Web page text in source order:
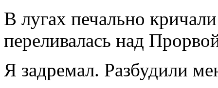
В лугах печально
переливалась над
Я задремал. Разбудили